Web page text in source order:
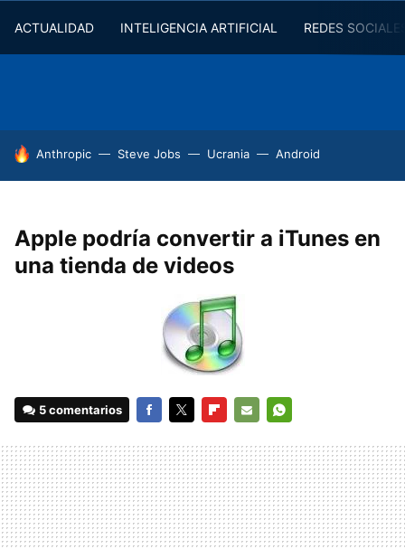
ACTUALIDAD INTELIGENCIA ARTIFICIAL REDES
HOY SE HABLA DE
Anthropic Steve Jobs Ucrania Android
Apple podría convertir a iTunes en
una tienda de videos
5 comentarios
MAIL